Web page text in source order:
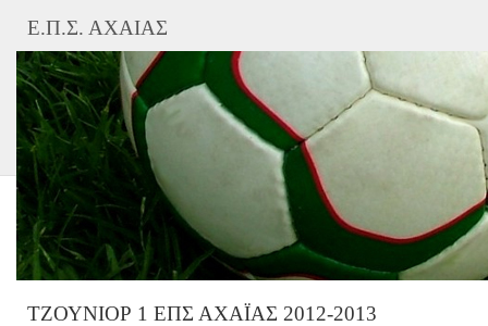
Ε.Π.Σ. ΑΧΑΙΑΣ
ΤΖΟΥΝΙΟΡ 1 ΕΠΣ ΑΧΑΪΑΣ 2012-2013